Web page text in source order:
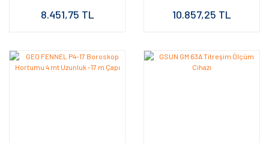
8.451,75 TL 10.857,25 TL